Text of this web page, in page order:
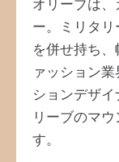
オリーブは、
ー。ミリタ
を併せ持ち
ァッション
ションデザ
リーブのマ
す。